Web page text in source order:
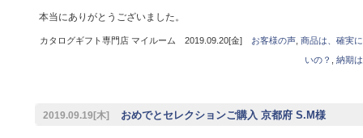
本当にありがとうございました。
カタログギフト専門店 マイルーム 2019.09.20[金] お客様の声, 商品は、確実
いの？
納期
2019.09.19[木] おめでとセレクションご購入 京都府 S.M様